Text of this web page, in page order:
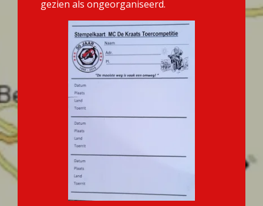
gezien als ongeorganiseerd.